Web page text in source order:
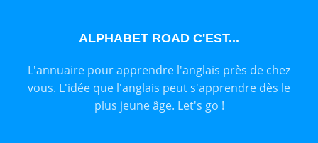
ALPHABET ROAD C'EST...
L'annuaire pour apprendre l'anglais près de chez
vous. L'idée que l'anglais peut s'apprendre dès le
plus jeune âge. Let's go !